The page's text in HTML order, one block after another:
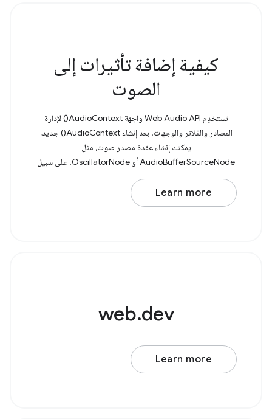
كيفية إضافة تأثيرات إلى
الصوت
تستخدِم Web Audio API واجهة AudioContext() لإدارة
المصادر والفلاتر والوجهات. بعد إنشاء AudioContext() جديد،
يمكنك إنشاء عقدة مصدر صوت، مثل
AudioBufferSourceNode أو OscillatorNode. على سبيل
المثال، لنفترض أنّ لديك مذبذبًا أساسيًا تم تطبيق فلتر تمرير
Learn more
web.dev
Learn more